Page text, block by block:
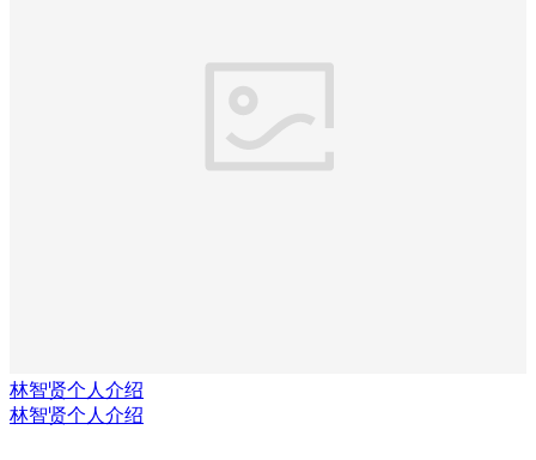
林智贤个人介绍
林智贤个人介绍